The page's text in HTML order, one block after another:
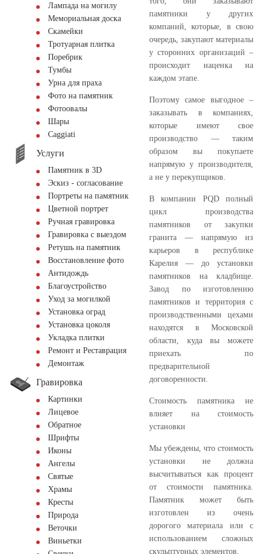
Лампада на могилу
Мемориальная доска
Скамейки
Тротуарная плитка
Поребрик
Тумбы
Урна для праха
Фото на памятник
Фотоовалы
Шары
Сaggiati
Услуги
Памятник в 3D
Эскиз - согласование
Портреты на памятник
Цветной портрет
Ручная гравировка
Гравировка с выездом
Ретушь на памятник
Восстановление фото
Антидождь
Благоустройство
Уход за могилкой
Установка оград
Установка цоколя
Укладка плитки
Ремонт и Реставрация
Демонтаж
Гравировка
Картинки
Лицевое
Обратное
Шрифты
Иконы
Ангелы
Святые
Храмы
Кресты
Природа
Веточки
Виньетки
памятники у других
компаний, которые, в свою
очередь, закупают материалы
у сторонних организаций –
происходит наценка на
каждом этапе.
Поэтому самое выгодное –
заказывать в компаниях,
которые имеют свое
производство — таким
образом вы покупаете
напрямую у производителя,
а не у перекупщиков.
В компании PQD полный
цикл производства
памятников от закупки
гранита — напрямую из
карьеров в республике
Карелия — до установки
памятников на кладбище.
Завод по изготовлению
памятников и территория с
производственными цехами
находятся в Московской
области, куда вы можете
приехать по
предварительной
договоренности.
Стоимость памятника не
влияет на стоимость
установки
Мы убеждены, что стоимость
установки не должна
высчитываться как процент
от стоимости памятника.
Памятник может быть
изготовлен из очень
дорогого материала или с
использованием сложных
скульптурных элементов.